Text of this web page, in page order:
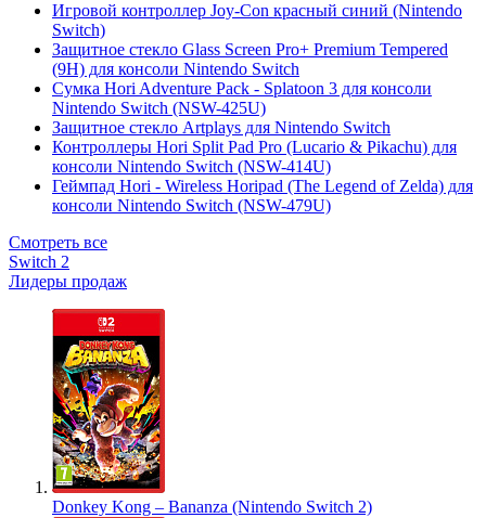
Игровой контроллер Joy-Con красный синий (Nintendo
Switch)
Защитное стекло Glass Screen Pro+ Premium Tempered
(9H) для консоли Nintendo Switch
Сумка Hori Adventure Pack - Splatoon 3 для консоли
Nintendo Switch (NSW-425U)
Защитное стекло Artplays для Nintendo Switch
Контроллеры Hori Split Pad Pro (Lucario & Pikachu) для
консоли Nintendo Switch (NSW-414U)
Геймпад Hori - Wireless Horipad (The Legend of Zelda) для
консоли Nintendo Switch (NSW-479U)
Смотреть все
Switch 2
Лидеры продаж
Donkey Kong – Bananza (Nintendo Switch 2)